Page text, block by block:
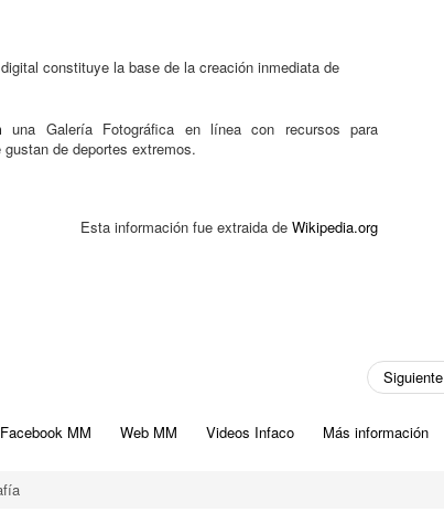
constituye la base de la creación inmediata de
una Galería Fotográfica en línea con recursos para
de deportes extremos.
Esta información fue extraida de Wikipedia.org
Siguiente
Facebook MM Web MM Videos Infaco Más información